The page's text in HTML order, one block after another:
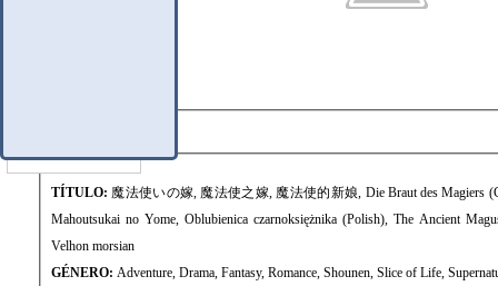
FICHA TÉCNICA
TÍTULO: 魔法使いの嫁, 魔法使之嫁, 魔法使的新娘, Die Braut des Magiers
Mahoutsukai no Yome, Oblubienica czarnoksiężnika (Polish), The Ancient
Velhon morsian
GÉNERO: Adventure, Drama, Fantasy, Romance, Shounen, Slice of Life,